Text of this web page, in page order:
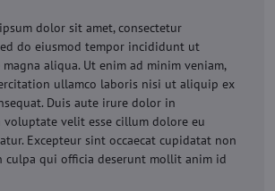
dolor sit amet, consectetur
do eiusmod tempor incididunt ut
aliqua. Ut enim ad minim veniam,
ullamco laboris nisi ut aliquip ex
Duis aute irure dolor in
velit esse cillum dolore eu
Excepteur sint occaecat cupidatat non
culpa qui officia deserunt mollit anim id